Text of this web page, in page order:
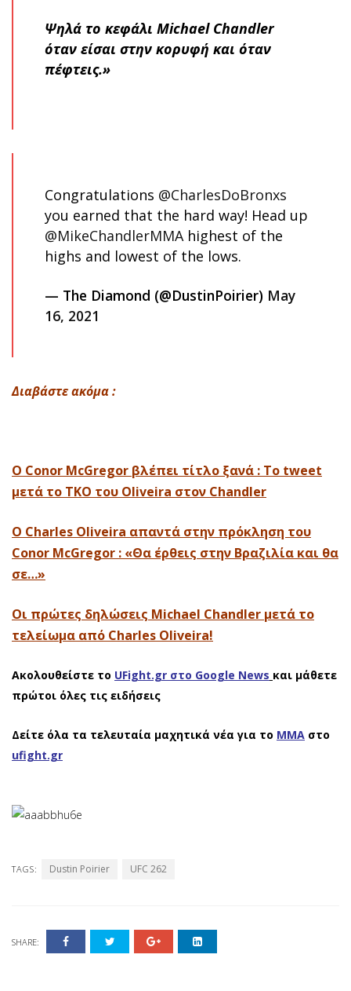
Ψηλά το κεφάλι Michael Chandler
όταν είσαι στην κορυφή και όταν
πέφτεις.»
Congratulations @CharlesDoBronxs
you earned that the hard way! Head up
@MikeChandlerMMAhighest of the
highs and lowest of the lows.
— The Diamond (@DustinPoirier) May
16, 2021
Διαβάστε ακόμα :
O Conor McGregor βλέπει τίτλο ξανά : Το tweet
μετά το ΤΚΟ του Oliveira στον Chandler
Ο Charles Oliveira απαντά στην πρόκληση του
Conor McGregor : «Θα έρθεις στην Βραζιλία και θα
σε…»
Οι πρώτες δηλώσεις Michael Chandler μετά το
τελείωμα από Charles Oliveira!
Ακολουθείστε το UFight.gr στο Google News και μάθετε
πρώτοι όλες τις ειδήσεις
Δείτε όλα τα τελευταία μαχητικά νέα για το ΜΜΑ στο
ufight.gr
TAGS: Dustin Poirier UFC 262
SHARE: